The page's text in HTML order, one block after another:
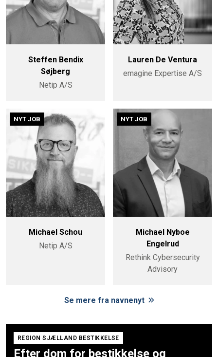
Steffen Bendix
Søjberg
Netip A/S
Lauren De Ventura
emagine Expertise A/S
NYT JOB
Michael Schou
Netip A/S
NYT JOB
Michael Nyboe
Engelrud
Rethink Cybersecurity
Advisory
Se mere fra navnenyt
REGION SJÆLLAND BESTIKKELSE
Efter dom for bestikkelse og